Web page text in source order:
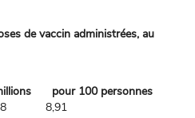
de vaccin administrées, au
pour 100 personnes
8,91